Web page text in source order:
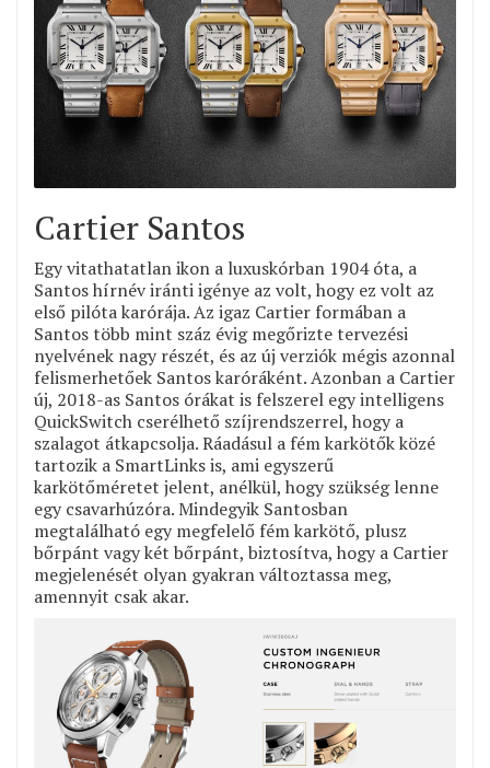
Cartier Santos
Egy vitathatatlan ikon a luxuskórban 1904 óta, a
Santos hírnév iránti igénye az volt, hogy ez volt az
első pilóta karórája. Az igaz Cartier formában a
Santos több mint száz évig megőrizte tervezési
nyelvének nagy részét, és az új verziók mégis azonnal
felismerhetőek Santos karóráként. Azonban a Cartier
új, 2018-as Santos órákat is felszerel egy intelligens
QuickSwitch cserélhető szíjrendszerrel, hogy a
szalagot átkapcsolja. Ráadásul a fém karkötők közé
tartozik a SmartLinks is, ami egyszerű
karkötőméretet jelent, anélkül, hogy szükség lenne
egy csavarhúzóra. Mindegyik Santosban
megtalálható egy megfelelő fém karkötő, plusz
bőrpánt vagy két bőrpánt, biztosítva, hogy a Cartier
megjelenését olyan gyakran változtassa meg,
amennyit csak akar.